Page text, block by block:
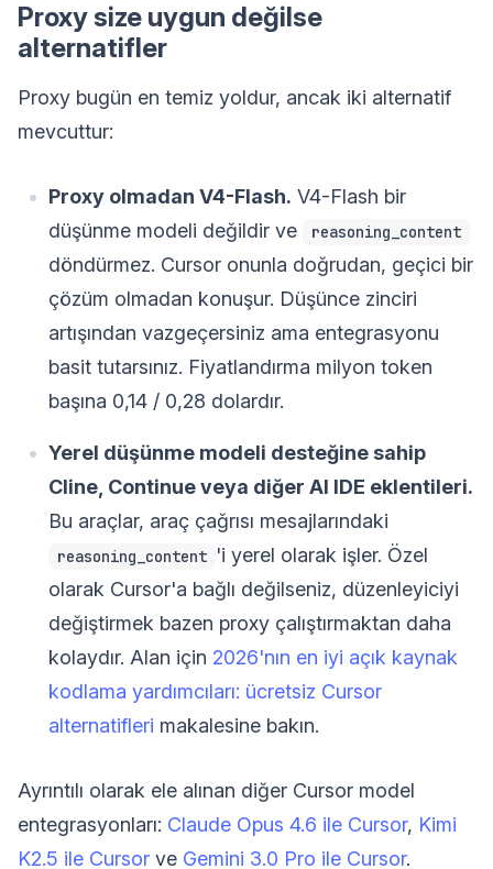
Proxy size uygun değilse
alternatifler
Proxy bugün en temiz yoldur, ancak iki alternatif
mevcuttur:
Proxy olmadan V4-Flash. V4-Flash bir
düşünme modeli değildir ve
reasoning_content
döndürmez. Cursor onunla doğrudan, geçici bir
çözüm olmadan konuşur. Düşünce zinciri
artışından vazgeçersiniz ama entegrasyonu
basit tutarsınız. Fiyatlandırma milyon token
başına 0,14 / 0,28 dolardır.
Yerel düşünme modeli desteğine sahip
Cline, Continue veya diğer AI IDE eklentileri.
Bu araçlar, araç çağrısı mesajlarındaki
reasoning_content 'i yerel olarak işler. Özel
olarak Cursor'a bağlı değilseniz, düzenleyiciyi
değiştirmek bazen proxy çalıştırmaktan daha
kolaydır. Alan için 2026'nın en iyi açık kaynak
kodlama yardımcıları: ücretsiz Cursor
alternatifleri makalesine bakın.
Ayrıntılı olarak ele alınan diğer Cursor model
entegrasyonları: Claude Opus 4.6 ile Cursor, Kimi
K2.5 ile Cursor ve Gemini 3.0 Pro ile Cursor.